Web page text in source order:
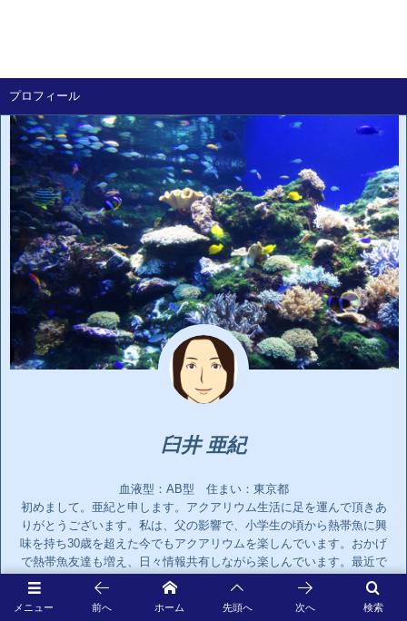
プロフィール
臼井 亜紀
血液型：AB型 住まい：東京都
初めまして。亜紀と申します。アクアリウム生活に足を運んで頂きあ
りがとうございます。私は、父の影響で、小学生の頃から熱帯魚に興
味を持ち30歳を超えた今でもアクアリウムを楽しんでいます。おかげ
で熱帯魚友達も増え、日々情報共有しながら楽しんでいます。最近で
は「怪魚」に興味を持ち、見れるところならどこにでも足を運んでい
ます。もし、情報がありましたら是非ご連絡お願いします！
メニュー 検索
前へ ホーム 先頭へ 次へ